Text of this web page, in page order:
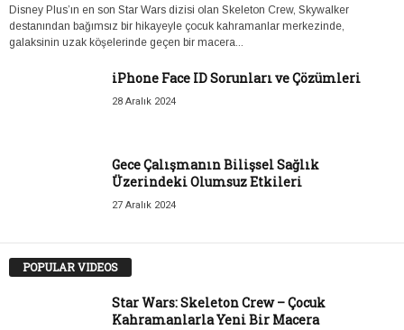
Disney Plus’ın en son Star Wars dizisi olan Skeleton Crew, Skywalker
destanından bağımsız bir hikayeyle çocuk kahramanlar merkezinde,
galaksinin uzak köşelerinde geçen bir macera...
iPhone Face ID Sorunları ve Çözümleri
28 Aralık 2024
Gece Çalışmanın Bilişsel Sağlık
Üzerindeki Olumsuz Etkileri
27 Aralık 2024
POPULAR VIDEOS
Star Wars: Skeleton Crew – Çocuk
Kahramanlarla Yeni Bir Macera